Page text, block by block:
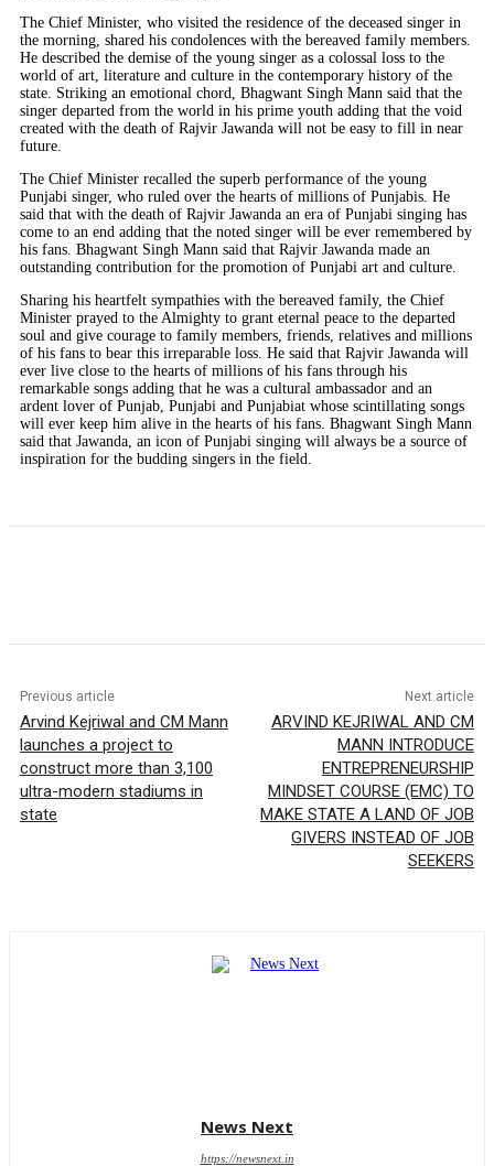
The Chief Minister, who visited the residence of the deceased singer in
the morning, shared his condolences with the bereaved family members.
He described the demise of the young singer as a colossal loss to the
world of art, literature and culture in the contemporary history of the
state. Striking an emotional chord, Bhagwant Singh Mann said that the
singer departed from the world in his prime youth adding that the void
created with the death of Rajvir Jawanda will not be easy to fill in near
future.
The Chief Minister recalled the superb performance of the young
Punjabi singer, who ruled over the hearts of millions of Punjabis. He
said that with the death of Rajvir Jawanda an era of Punjabi singing has
come to an end adding that the noted singer will be ever remembered by
his fans. Bhagwant Singh Mann said that Rajvir Jawanda made an
outstanding contribution for the promotion of Punjabi art and culture.
Sharing his heartfelt sympathies with the bereaved family, the Chief
Minister prayed to the Almighty to grant eternal peace to the departed
soul and give courage to family members, friends, relatives and millions
of his fans to bear this irreparable loss. He said that Rajvir Jawanda will
ever live close to the hearts of millions of his fans through his
remarkable songs adding that he was a cultural ambassador and an
ardent lover of Punjab, Punjabi and Punjabiat whose scintillating songs
will ever keep him alive in the hearts of his fans. Bhagwant Singh Mann
said that Jawanda, an icon of Punjabi singing will always be a source of
inspiration for the budding singers in the field.
Previous article
Arvind Kejriwal and CM Mann
launches a project to
construct more than 3,100
ultra-modern stadiums in
state
Next article
ARVIND KEJRIWAL AND CM
MANN INTRODUCE
ENTREPRENEURSHIP
MINDSET COURSE (EMC) TO
MAKE STATE A LAND OF JOB
GIVERS INSTEAD OF JOB
SEEKERS
News Next
https://newsnext.in